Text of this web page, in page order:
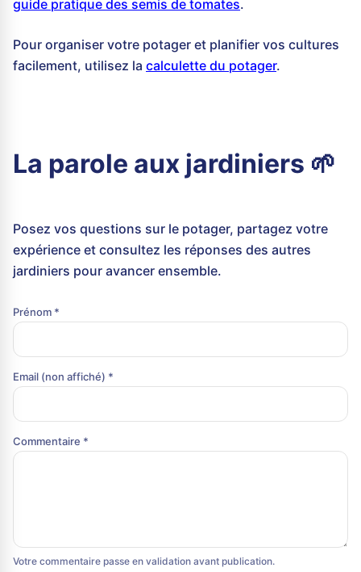
guide pratique des semis de tomates.
Pour organiser votre potager et planifier vos cultures
facilement, utilisez la calculette du potager.
La parole aux jardiniers 🌱
Posez vos questions sur le potager, partagez votre
expérience et consultez les réponses des autres
jardiniers pour avancer ensemble.
Prénom *
Email (non affiché) *
Commentaire *
Votre commentaire passe en validation avant publication.